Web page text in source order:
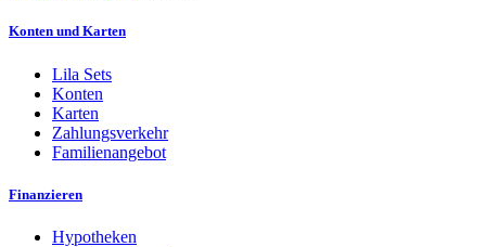
Konten und Karten
Lila Sets
Konten
Karten
Zahlungsverkehr
Familienangebot
Finanzieren
Hypotheken